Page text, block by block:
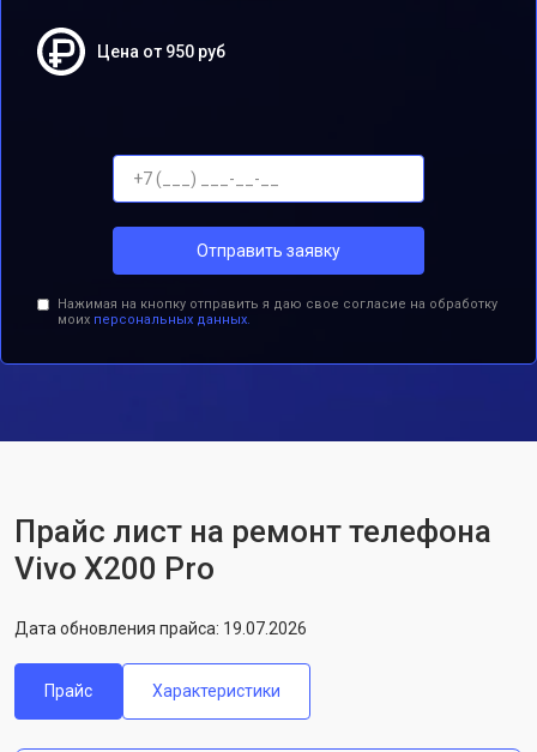
Цена от 950 руб
Отправить заявку
Нажимая на кнопку отправить я даю свое согласие на обработку
моих персональных данных.
Прайс лист на ремонт телефона
Vivo X200 Pro
Дата обновления прайса: 19.07.2026
Прайс Характеристики